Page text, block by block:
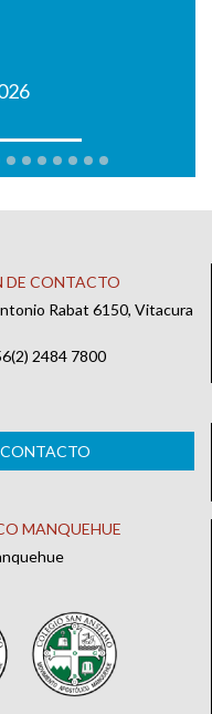
DE CONTACTO
Rabat 6150, Vitacura
2484 7800
MANQUEHUE